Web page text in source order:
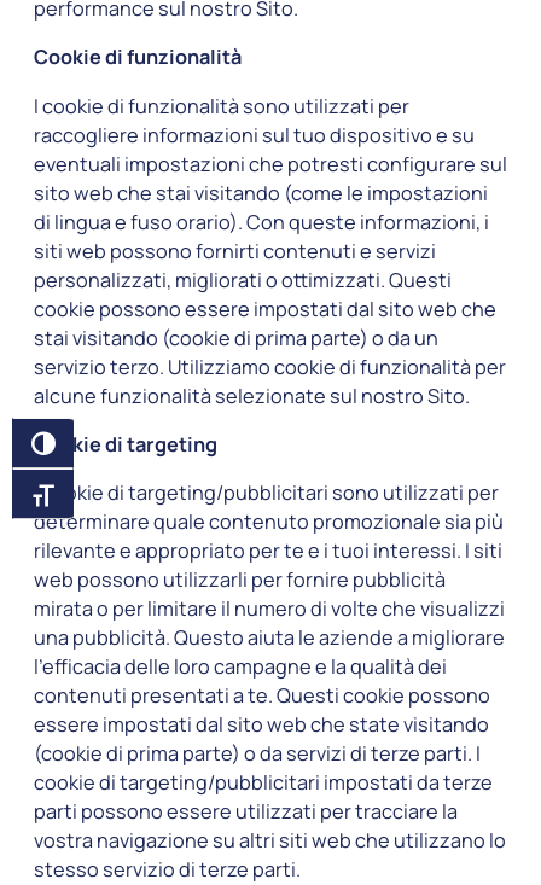
ATTIVA/DISATTIVA ALTO CONTRASTO
ATTIVA/DISATTIVA DIMENSIONE TESTO
performance sul nostro Sito.
Cookie di funzionalità
I cookie di funzionalità sono utilizzati per
raccogliere informazioni sul tuo dispositivo e su
eventuali impostazioni che potresti configurare sul
sito web che stai visitando (come le impostazioni
di lingua e fuso orario). Con queste informazioni, i
siti web possono fornirti contenuti e servizi
personalizzati, migliorati o ottimizzati. Questi
cookie possono essere impostati dal sito web che
stai visitando (cookie di prima parte) o da un
servizio terzo. Utilizziamo cookie di funzionalità per
alcune funzionalità selezionate sul nostro Sito.
Cookie di targeting
I cookie di targeting/pubblicitari sono utilizzati per
determinare quale contenuto promozionale sia più
rilevante e appropriato per te e i tuoi interessi. I siti
web possono utilizzarli per fornire pubblicità
mirata o per limitare il numero di volte che visualizzi
una pubblicità. Questo aiuta le aziende a migliorare
l’efficacia delle loro campagne e la qualità dei
contenuti presentati a te. Questi cookie possono
essere impostati dal sito web che state visitando
(cookie di prima parte) o da servizi di terze parti. I
cookie di targeting/pubblicitari impostati da terze
parti possono essere utilizzati per tracciare la
vostra navigazione su altri siti web che utilizzano lo
stesso servizio di terze parti.